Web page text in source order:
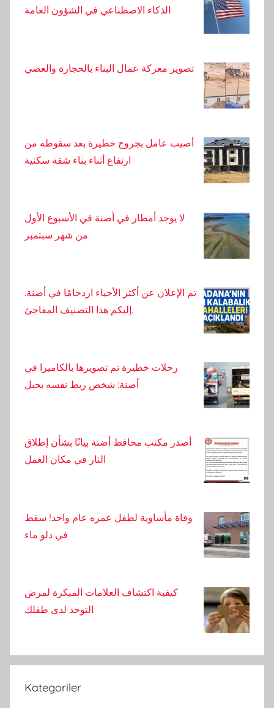
الذكاء الاصطناعي في الشؤون العامة
تصوير معركة عمال البناء بالحجارة والعصي
أصيب عامل بجروح خطيرة بعد سقوطه من
ارتفاع أثناء بناء شقة سكنية
لا يوجد أمطار في أضنة في الأسبوع الأول
من شهر سبتمبر.
تم الإعلان عن أكثر الأحياء ازدحامًا في أضنة.
إليكم هذا التصنيف المفاجئ.
رحلات خطيرة تم تصويرها بالكاميرا في
أضنة: شخص ربط نفسه بحبل
أصدر مكتب محافظ أضنة بيانًا بشأن إطلاق
النار في مكان العمل
وفاة مأساوية لطفل عمره عام واحد! سقط
في دلو ماء
كيفية اكتشاف العلامات المبكرة لمرض
التوحد لدى طفلك
Kategoriler